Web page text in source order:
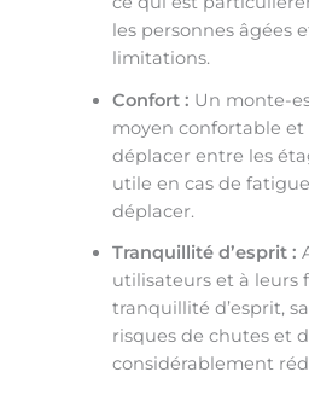
les personnes âgées
limitations.
Confort : Un monte-
moyen confortable et
déplacer entre les
utile en cas de
déplacer.
Tranquillité d’esprit :
utilisateurs et à leurs
tranquillité d’esprit,
risques de chutes et
considérablement